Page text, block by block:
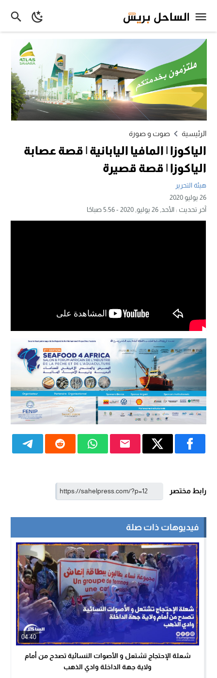
الرئيسية صوت و صورة
الياكوزا | المافيا اليابانية | قصة عصابة
الياكوزا | قصة قصيرة
هيئة التحرير
26 يوليو 2020
آخر تحديث :الأحد, 26 يوليو, 2020 - 5:56 صباحًا
رابط مختصر
فيديوهات ذات صلة
04:40
شعلة الإحتجاج تشتعل و الأصوات النسائية تصدح من أمام
ولاية جهة الداخلة وادي الذهب